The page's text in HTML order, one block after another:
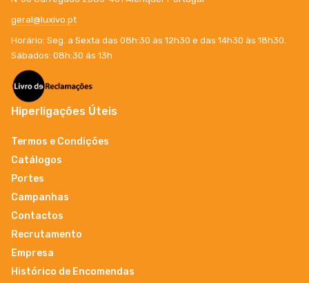
geral@luxivo.pt
Horário: Seg. a Sexta das 08h:30 às 12h30 e das 14h30 às 18h30.
Sábados: 08h:30 ás 13h
Hiperligações Úteis
Termos e Condições
Catálogos
Portes
Campanhas
Contactos
Recrutamento
Empresa
Histórico de Encomendas